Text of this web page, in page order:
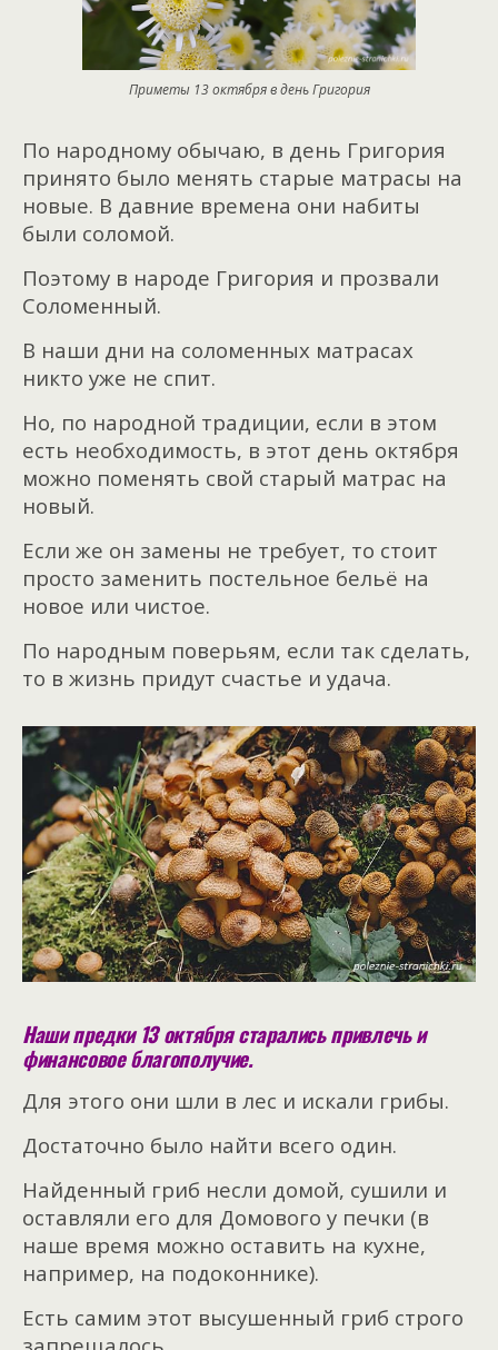
Приметы 13 октября в день Григория
По народному обычаю, в день Григория
принято было менять старые матрасы на
новые. В давние времена они набиты
были соломой.
Поэтому в народе Григория и прозвали
Соломенный.
В наши дни на соломенных матрасах
никто уже не спит.
Но, по народной традиции, если в этом
есть необходимость, в этот день октября
можно поменять свой старый матрас на
новый.
Если же он замены не требует, то стоит
просто заменить постельное бельё на
новое или чистое.
По народным поверьям, если так сделать,
то в жизнь придут счастье и удача.
Наши предки 13 октября старались привлечь и
финансовое благополучие.
Для этого они шли в лес и искали грибы.
Достаточно было найти всего один.
Найденный гриб несли домой, сушили и
оставляли его для Домового у печки (в
наше время можно оставить на кухне,
например, на подоконнике).
Есть самим этот высушенный гриб строго